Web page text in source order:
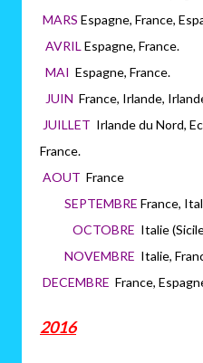
MARS Espagne, France,
AVRIL Espagne,
MAI
JUIN France, Irlande,
JUILLET Irlande du Nord,
AOUT
SEPTEMBRE
OCTOBRE
NOVEMBRE Italie,
DECEMBRE France,
2016